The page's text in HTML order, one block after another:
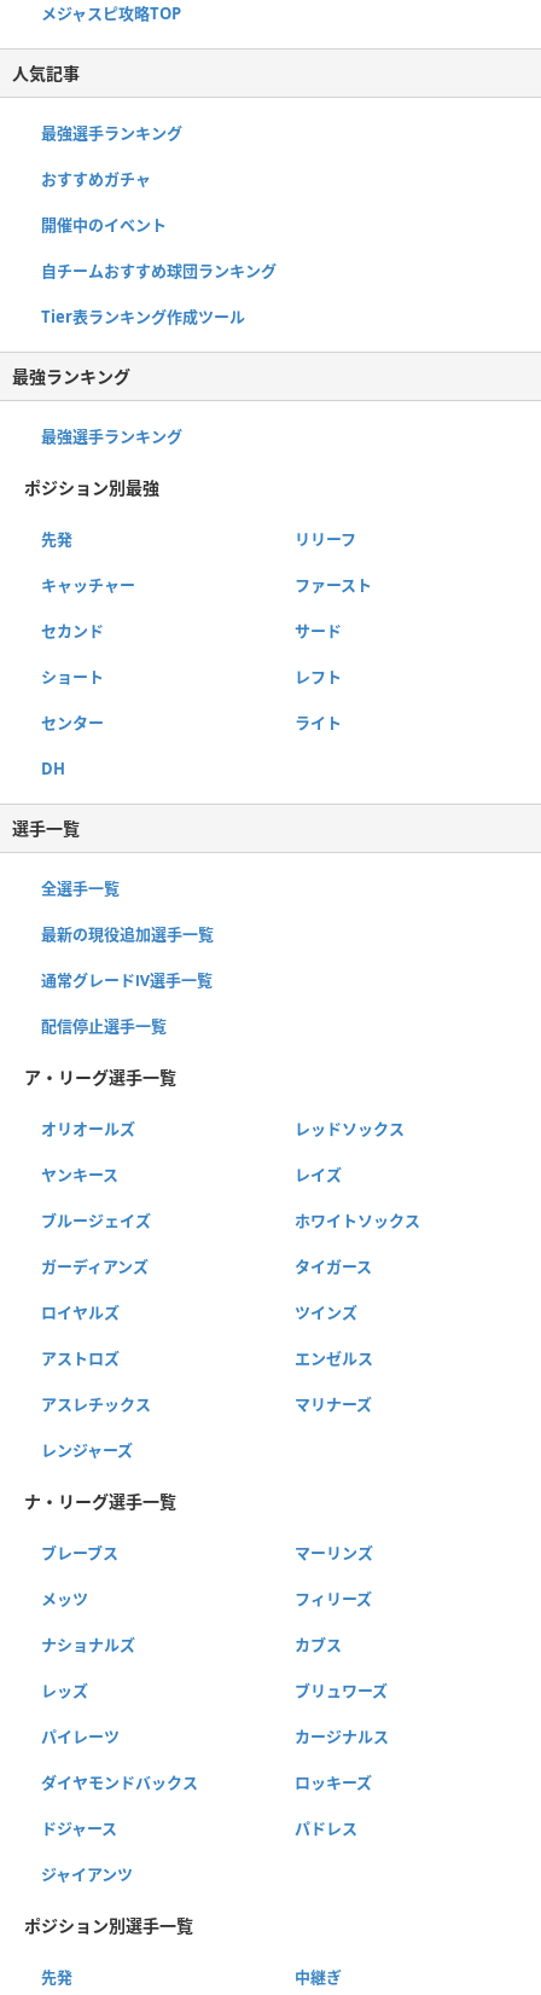
メジャスピ攻略TOP
人気記事
最強選手ランキング
おすすめガチャ
開催中のイベント
自チームおすすめ球団ランキング
Tier表ランキング作成ツール
最強ランキング
最強選手ランキング
ポジション別最強
先発 リリーフ
キャッチャー ファースト
セカンド サード
ショート レフト
センター ライト
DH
選手一覧
全選手一覧
最新の現役追加選手一覧
通常グレードⅣ選手一覧
配信停止選手一覧
ア・リーグ選手一覧
オリオールズ レッドソックス
ヤンキース レイズ
ブルージェイズ ホワイトソックス
ガーディアンズ タイガース
ロイヤルズ ツインズ
アストロズ エンゼルス
アスレチックス マリナーズ
レンジャーズ
ナ・リーグ選手一覧
ブレーブス マーリンズ
メッツ フィリーズ
ナショナルズ カブス
レッズ ブリュワーズ
パイレーツ カージナルス
ダイヤモンドバックス ロッキーズ
ドジャース パドレス
ジャイアンツ
ポジション別選手一覧
先発 中継ぎ